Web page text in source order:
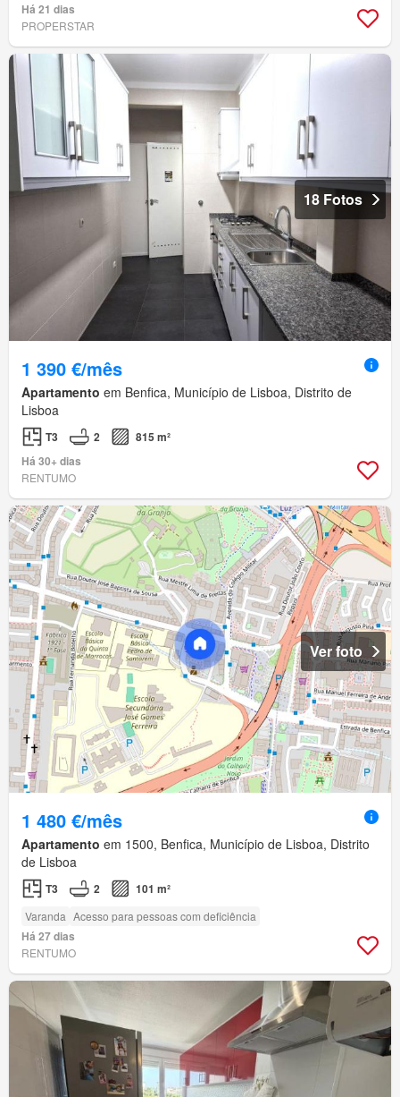
Há 21 dias
PROPERSTAR
18 Fotos
1 390 €/mês
Apartamento em Benfica, Município de Lisboa, Distrito de
Lisboa
T3 2
815 m²
Há 30+ dias
RENTUMO
Ver foto
1 480 €/mês
Apartamento em 1500, Benfica, Município de Lisboa, Distrito
de Lisboa
T3 2 101 m²
Varanda Acesso para pessoas com deficiência
Há 27 dias
RENTUMO